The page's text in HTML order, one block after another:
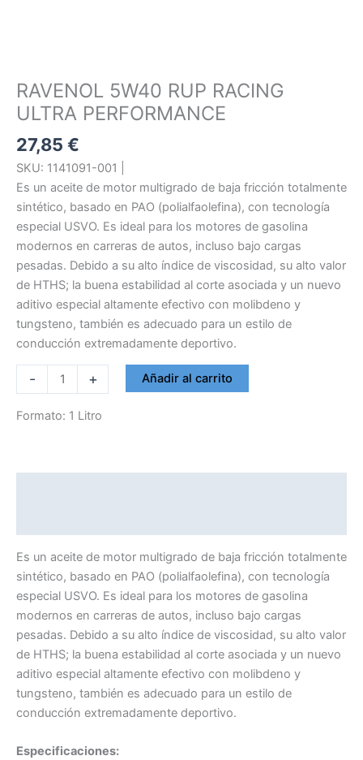
RAVENOL 5W40 RUP RACING
ULTRA PERFORMANCE
27,85 €
SKU: 1141091-001 |
Es un aceite de motor multigrado de baja fricción totalmente
sintético, basado en PAO (polialfaolefina), con tecnología
especial USVO. Es ideal para los motores de gasolina
modernos en carreras de autos, incluso bajo cargas
pesadas. Debido a su alto índice de viscosidad, su alto valor
de HTHS; la buena estabilidad al corte asociada y un nuevo
aditivo especial altamente efectivo con molibdeno y
tungsteno, también es adecuado para un estilo de
conducción extremadamente deportivo.
-
RAVENOL
5W40
RUP
PERFORMANCE
+ Añadir al carrito
Formato: 1 Litro
Es un aceite de motor multigrado de baja fricción totalmente
sintético, basado en PAO (polialfaolefina), con tecnología
especial USVO. Es ideal para los motores de gasolina
modernos en carreras de autos, incluso bajo cargas
pesadas. Debido a su alto índice de viscosidad, su alto valor
de HTHS; la buena estabilidad al corte asociada y un nuevo
aditivo especial altamente efectivo con molibdeno y
tungsteno, también es adecuado para un estilo de
conducción extremadamente deportivo.
Especificaciones: